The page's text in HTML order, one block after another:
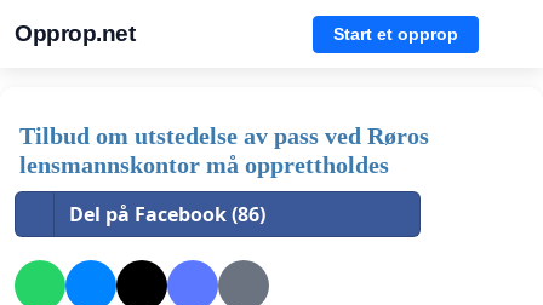
Opprop.net Start et opprop
Tilbud om utstedelse av pass ved Røros
lensmannskontor må opprettholdes
Del på Facebook (86)